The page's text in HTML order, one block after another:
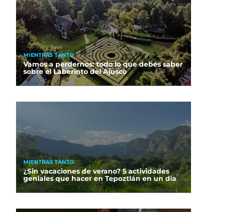
MIENTRAS TANTO
Vamos a perdernos: todo lo que debes saber
sobre el Laberinto del Ajusco
MIENTRAS TANTO
¿Sin vacaciones de verano? 5 actividades
geniales que hacer en Tepoztlán en un día